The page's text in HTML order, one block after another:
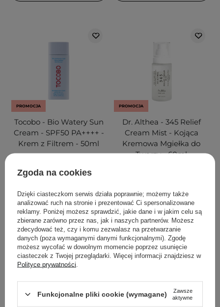
PROMOCJA
Tocobo - Bio Watery Sun
Cream - SPF50 PA++++ -
Krem z Filtrem - 50ml
206
69,00 zł
48,30 zł
DODAJ DO KOSZYKA
PROMOCJA
Dr. Althea - 345 Relief
Cream Mist - Kojąca
Kremowa Mgiełka do
Twarzy - 60ml
59,00 zł
38,40 zł
DODAJ DO KOSZYKA
Zgoda na cookies
Dzięki ciasteczkom serwis działa poprawnie; możemy także
analizować ruch na stronie i prezentować Ci spersonalizowane
reklamy. Poniżej możesz sprawdzić, jakie dane i w jakim celu są
zbierane zarówno przez nas, jak i naszych partnerów. Możesz
zdecydować też, czy i komu zezwalasz na przetwarzanie
danych (poza wymaganymi danymi funkcjonalnymi). Zgodę
możesz wycofać w dowolnym momencie poprzez usunięcie
ciasteczek z Twojej przeglądarki. Więcej informacji znajdziesz w
Polityce prywatności
Funkcjonalne pliki cookie (wymagane)
Zawsze
aktywne